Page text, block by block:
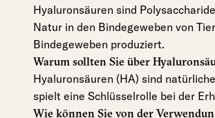
Hyaluronsäuren sind
Natur in den Bindegeweben von
Bindegeweben produziert.
Warum sollten Sie über
Hyaluronsäuren (HA) sind
spielt eine Schlüsselrolle bei der
Wie können Sie von der